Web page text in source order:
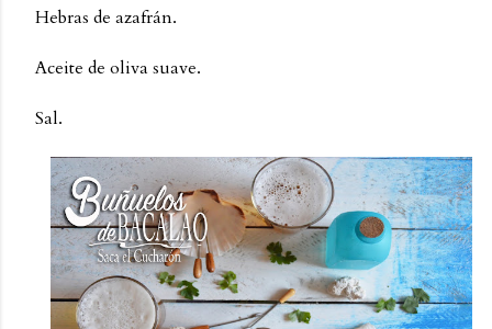
Hebras de azafrán.
Aceite de oliva suave.
Sal.